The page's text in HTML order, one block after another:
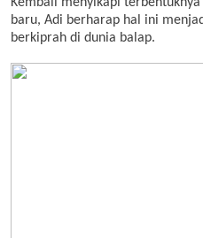
baru, Adi berharap hal ini
berkiprah di dunia balap.